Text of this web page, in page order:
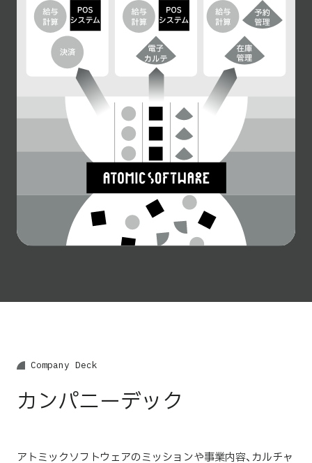
Company Deck
カンパニーデック
アトミックソフトウェアのミッションや事業内容、カルチャ